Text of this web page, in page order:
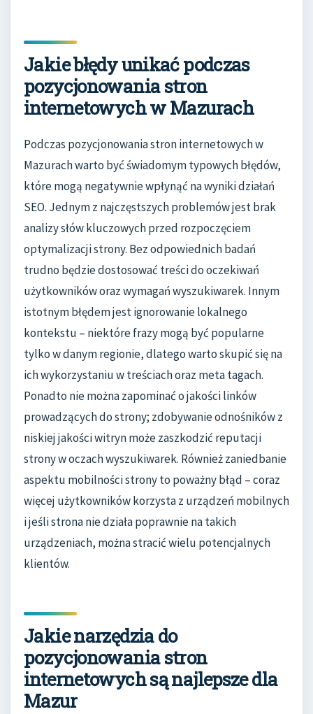
Jakie błędy unikać podczas
pozycjonowania stron
internetowych w Mazurach
Podczas pozycjonowania stron internetowych w
Mazurach warto być świadomym typowych błędów,
które mogą negatywnie wpłynąć na wyniki działań
SEO. Jednym z najczęstszych problemów jest brak
analizy słów kluczowych przed rozpoczęciem
optymalizacji strony. Bez odpowiednich badań
trudno będzie dostosować treści do oczekiwań
użytkowników oraz wymagań wyszukiwarek. Innym
istotnym błędem jest ignorowanie lokalnego
kontekstu – niektóre frazy mogą być popularne
tylko w danym regionie, dlatego warto skupić się na
ich wykorzystaniu w treściach oraz meta tagach.
Ponadto nie można zapominać o jakości linków
prowadzących do strony; zdobywanie odnośników z
niskiej jakości witryn może zaszkodzić reputacji
strony w oczach wyszukiwarek. Również zaniedbanie
aspektu mobilności strony to poważny błąd – coraz
więcej użytkowników korzysta z urządzeń mobilnych
i jeśli strona nie działa poprawnie na takich
urządzeniach, można stracić wielu potencjalnych
klientów.
Jakie narzędzia do
pozycjonowania stron
internetowych są najlepsze dla
Mazur